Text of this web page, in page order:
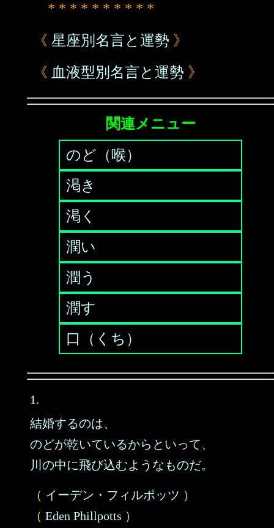
* * * * * * * * * *
《 星座別名言と運勢 》
《 血液型別名言と運勢 》
関連メニュー
のど（喉）
渇き
渇く
潤い
潤う
潤す
口（くち）
1.
結婚するのは、
のどが乾いているからといって、
川の中に飛び込むようなものだ。
（ イーデン・フィルポッツ ）
（ Eden Phillpotts ）